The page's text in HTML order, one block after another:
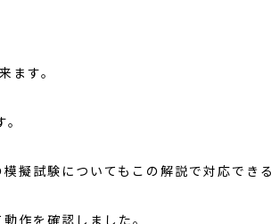
ます。
擬試験についてもこの解説で対応できる
作を確認しました。